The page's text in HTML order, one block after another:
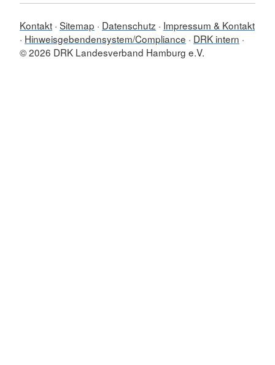
Kontakt Sitemap Datenschutz
Impressum & Kontakt
Hinweisgebendensystem/Compliance
DRK intern
© 2026 DRK Landesverband Hamburg e.V.